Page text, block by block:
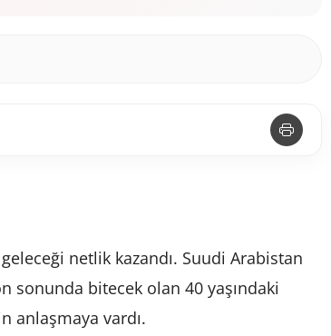
netlik kazandı. Suudi Arabistan
sonunda bitecek olan 40 yaşındaki
anlaşmaya vardı.